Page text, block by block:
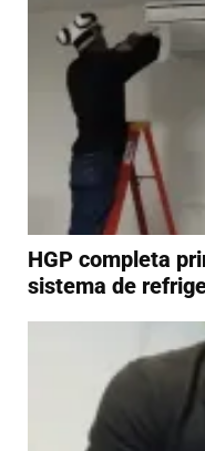
HGP completa
sistema de